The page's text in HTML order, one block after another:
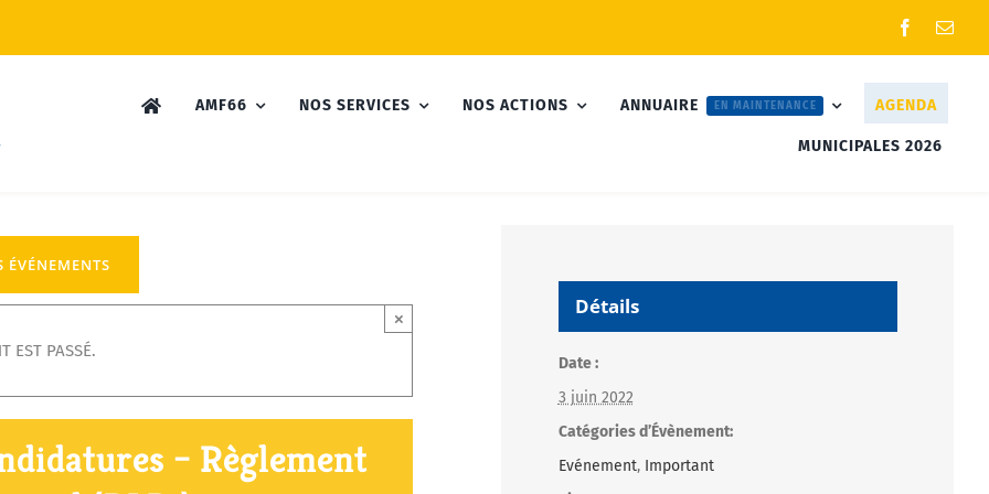
AMF66 NOS SERVICES NOS ACTIONS ANNUAIRE EN MAINTENANCE AGENDA
MUNICIPALES 2026
ÉVÉNEMENTS
EST PASSÉ.
×
– Règlement
Détails
Date :
3 juin 2022
Catégories d’Évènement:
Evénement, Important